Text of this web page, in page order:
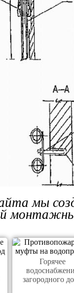
мы
Горячее
загородного